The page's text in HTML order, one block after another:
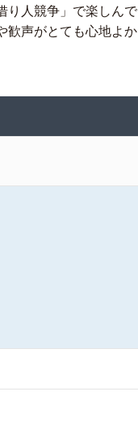
り人競争」で楽しんで
歓声がとても心地よか